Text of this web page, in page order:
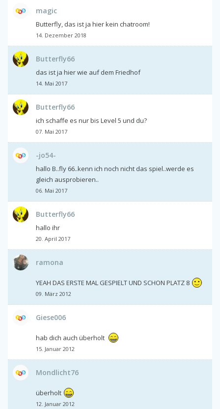
magic
Butterfly, das ist ja hier kein chatroom!
14. Dezember 2018
Butterfly66
das ist ja hier wie auf dem Friedhof
14. Mai 2017
Butterfly66
ich schaffe es nur bis Level 5 und du?
07. Mai 2017
-jo54-
hallo B..fly 66..kenn ich noch nicht das spiel..werde es
gleich ausprobieren..
06. Mai 2017
Butterfly66
hallo ihr
20. April 2017
ramona
YEAH DAS ERSTE MAL GESPIELT UND SCHON PLATZ 8
09. März 2012
Giese006
hab dich auch überholt
15. Januar 2012
Mondlicht76
überholt
12. Januar 2012